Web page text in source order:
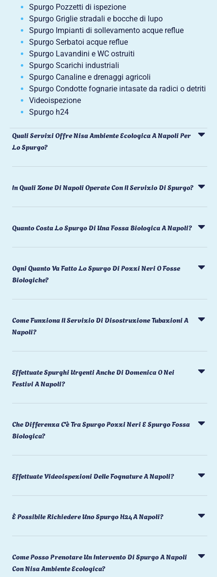
Spurgo Pozzetti di ispezione
Spurgo Griglie stradali e bocche di lupo
Spurgo Impianti di sollevamento acque reflue
Spurgo Serbatoi acque reflue
Spurgo Lavandini e WC ostruiti
Spurgo Scarichi industriali
Spurgo Canaline e drenaggi agricoli
Spurgo Condotte fognarie intasate da radici o detriti
Videoispezione
Spurgo h24
Quali Servizi Offre Nisa Ambiente Ecologica A Napoli Per
Lo Spurgo?
In Quali Zone Di Napoli Operate Con Il Servizio Di Spurgo?
Quanto Costa Lo Spurgo Di Una Fossa Biologica A Napoli?
Ogni Quanto Va Fatto Lo Spurgo Di Pozzi Neri O Fosse
Biologiche?
Come Funziona Il Servizio Di Disostruzione Tubazioni A
Napoli?
Effettuate Spurghi Urgenti Anche Di Domenica O Nei
Festivi A Napoli?
Che Differenza C'è Tra Spurgo Pozzi Neri E Spurgo Fossa
Biologica?
Effettuate Videoispezioni Delle Fognature A Napoli?
È Possibile Richiedere Uno Spurgo H24 A Napoli?
Come Posso Prenotare Un Intervento Di Spurgo A Napoli
Con Nisa Ambiente Ecologica?